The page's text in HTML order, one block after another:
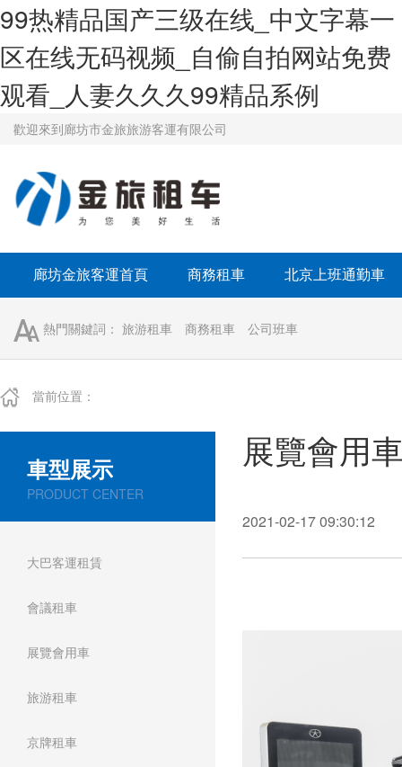
99热精品国产三级在线_中文字幕一
区在线无码视频_自偷自拍网站免费
观看_人妻久久久99精品系例
歡迎來到廊坊市金旅旅游客運有限公司
廊坊金旅客運首頁 商務租車 北京上班通勤車
熱門關鍵詞： 旅游租車 商務租車 公司班車
當前位置：
車型展示
PRODUCT CENTER
大巴客運租賃
會議租車
展覽會用車
旅游租車
京牌租車
展覽會用
2021-02-17 09:30:12